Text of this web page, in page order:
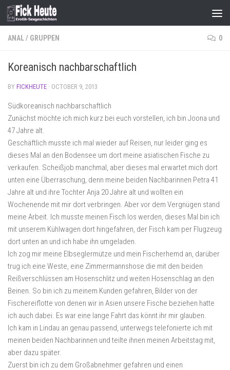
Skip to content
ANAL/ GRUPPEN 0
Koreanisch nachbarschaftlich
BY FICKHEUTE · OCTOBER 9, 2013
Südkoreanisch nachbarschaftlich
Zunächst möchte ich mich kurz bei euch vorstellen, ich bin Joona und
47 Jahre alt.
Geschäftlich musste ich mal wieder auf Reisen, nur leider ging es
dieses Mal an den Bodensee um dort meine asiatischen Fische zu
verkaufen. Scheißjob manchmal, aber dieses mal erwartet mich dort
unten eine Überraschung, denn meine beiden Nachbarinnen Petra 41
Jahre alt und ihre Tochter Anja 20 Jahre alt und wollten ein
Wochenende mit mir dort verbringen. Aber vor dem Vergnügen stand
meine Arbeit. Ich musste meinen Fisch los werden, dieses Mal bin ich
mit unserem Kühlwagen dort hingefahren, der Fisch kam per Flugzeug
dort unten an und ich habe ihn umgeladen.
Ich zog mir meine Elbseglermütze und mein Fischerhemd an, darüber
trug ich eine Weste, eine Zimmermannshose die mit den beiden
Reißverschlüssen am Hosenschlitz und weiten Hosenschlag an den
Beinen. So bin ich zu meinem Kunden gefahren, Bilder von der
Fischereiflotte von denen wir in Asien unsere Fische beziehen hatte
ich auch dabei. Es war eine lange Fahrt das könnt ihr mir glauben.
Ich kam in Lindau an genau passend, unterwegs telefonierte ich mit
meinen beiden Nachbarinnen und teilte ihnen meinen Arbeitstag mit,
aber dazu später.
Zuerst bin ich zu dem Großabnehmer gefahren und einen